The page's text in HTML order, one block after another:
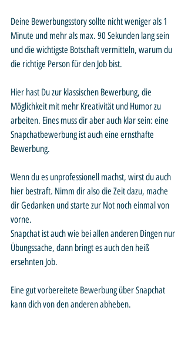
Deine Bewerbungsstory sollte nicht weniger als 1
Minute und mehr als max. 90 Sekunden lang sein
und die wichtigste Botschaft vermitteln, warum du
die richtige Person für den Job bist.
Hier hast Du zur klassischen Bewerbung, die
Möglichkeit mit mehr Kreativität und Humor zu
arbeiten. Eines muss dir aber auch klar sein: eine
Snapchatbewerbung ist auch eine ernsthafte
Bewerbung.
Wenn du es unprofessionell machst, wirst du auch
hier bestraft. Nimm dir also die Zeit dazu, mache
dir Gedanken und starte zur Not noch einmal von
vorne.
Snapchat ist auch wie bei allen anderen Dingen nur
Übungssache, dann bringt es auch den heiß
ersehnten Job.
Eine gut vorbereitete Bewerbung über Snapchat
kann dich von den anderen abheben.